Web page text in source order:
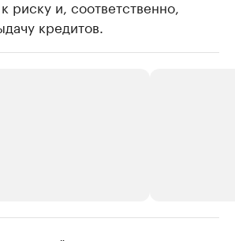
риску и, соответственно,
кредитов.